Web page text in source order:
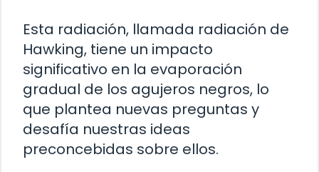
Esta radiación, llamada radiación de
Hawking, tiene un impacto
significativo en la evaporación
gradual de los agujeros negros, lo
que plantea nuevas preguntas y
desafía nuestras ideas
preconcebidas sobre ellos.